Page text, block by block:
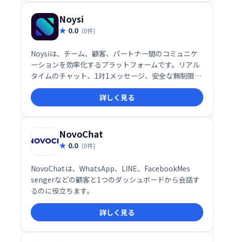
Noysi
0.0 (0件)
Noysiは、チーム、顧客、パートナー間のコミュニケ
ーションを効率化するプラットフォームです。リアル
タイムのチャット、1対1メッセージ、安全な無制限ク
ラウドストレージ、高度なタスクマネージャーなどを
提供。ビデオ通話、画面共有、ファイル共有にも対応
し、プロジェクトの整理や進捗管理をスムーズに行え
ます。アプリ連携機能も備え、既存ツールとの統合も
容易です。チーム、部門、プロジェクト単位での整理
も可能です。
詳しく見る
NovoChat
0.0 (0件)
NovoChatは、WhatsApp、LINE、FacebookMes​​
sengerなどの顧客と1つのダッシュボードから会話す
るのに役立ちます。
詳しく見る